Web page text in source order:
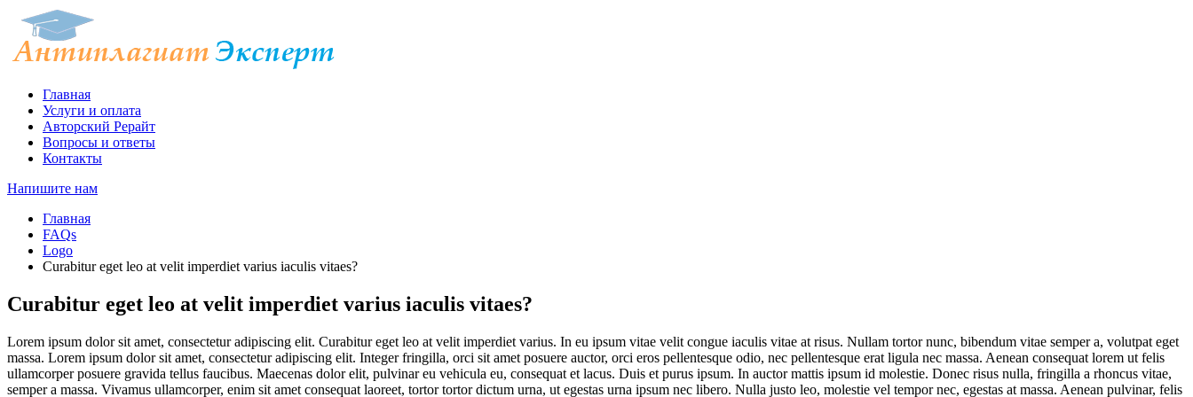
Главная
Услуги и оплата
Авторский Рерайт
Вопросы и ответы
Контакты
Напишите нам
Главная
FAQs
Logo
Curabitur eget leo at velit imperdiet varius iaculis vitaes?
Curabitur eget leo at velit imperdiet varius iaculis vitaes?
Lorem ipsum dolor sit amet, consectetur adipiscing elit. Curabitur eget leo at velit imperdiet varius. In eu ipsum vitae velit congue iaculis vitae at risus. Nullam tortor nunc, bibendum vitae semper a, volutpat eget
massa. Lorem ipsum dolor sit amet, consectetur adipiscing elit. Integer fringilla, orci sit amet posuere auctor, orci eros pellentesque odio, nec pellentesque erat ligula nec massa. Aenean consequat lorem ut felis
ullamcorper posuere gravida tellus faucibus. Maecenas dolor elit, pulvinar eu vehicula eu, consequat et lacus. Duis et purus ipsum. In auctor mattis ipsum id molestie. Donec risus nulla, fringilla a rhoncus vitae,
semper a massa. Vivamus ullamcorper, enim sit amet consequat laoreet, tortor tortor dictum urna, ut egestas urna ipsum nec libero. Nulla justo leo, molestie vel tempor nec, egestas at massa. Aenean pulvinar, felis